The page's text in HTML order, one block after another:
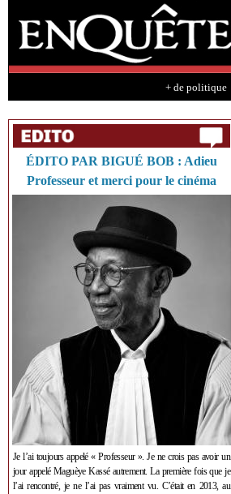
+ de politique
ÉDITO PAR BIGUÉ BOB : Adieu
Professeur et merci pour le cinéma
Je l’ai toujours appelé « Professeur ». Je ne crois pas avoir un
jour appelé Maguèye Kassé autrement. La première fois que je
l’ai rencontré, je ne l’ai pas vraiment vu. C’était en 2013, au